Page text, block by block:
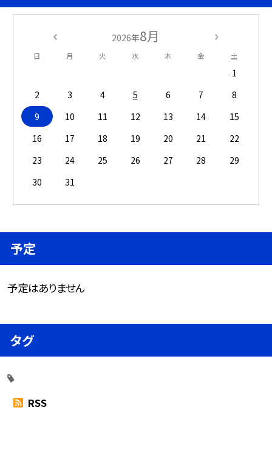
2026年8月
日 月 火 水 木 金 土
1
2
3 4 5 6 7
8
9
10 11 12 13 14
15
16
17 18 19 20 21
22
23
24 25 26 27 28
29
30
31
予定
予定はありません
タグ
RSS